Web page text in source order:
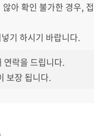
아 확인 불가한 경우,
기 하시기 바랍니다.
락을 드립니다.
보장 됩니다.